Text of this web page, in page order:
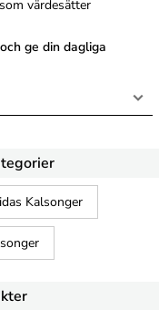
värdesätter
ge din dagliga
Kalsonger